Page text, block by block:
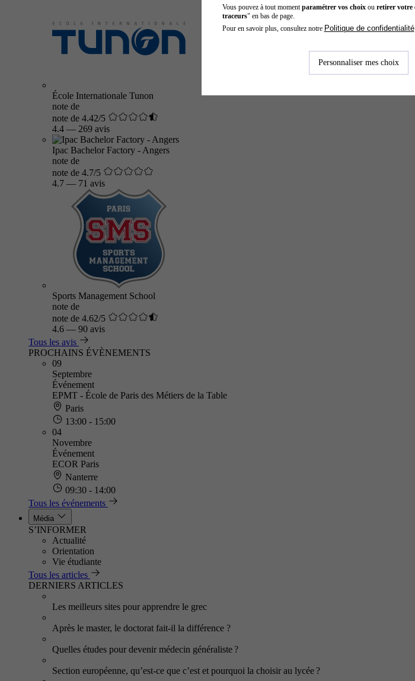
École Internationale Tunon
note de
note de 4.42/5
4.4 — 269 avis
Ipac Bachelor Factory - Angers
note de
note de 4.7/5
4.7 — 71 avis
Sports Management School
note de
note de 4.62/5
4.6 — 90 avis
Tous les avis
PROCHAINS ÉVÈNEMENTS
09
Septembre
Événement
EPMT - École de Paris des Métiers de la Table
Paris
13:00 - 15:00
04
Novembre
Événement
ECOR Paris
Nanterre
09:30 - 14:00
Tous les événements
Média
S’INFORMER
Actualité
Orientation
Vie étudiante
Tous les articles
DERNIERS ARTICLES
Les meilleurs sites pour apprendre le grec
Après le master, le doctorat fait-il la différence ?
Quelles études pour devenir médecin généraliste ?
Section européenne, qu’est-ce que c’est et pourquoi la choisir au lycée ?
Vous pouvez à tout moment paramétrer vos choixou retirer votre
traceurs" en bas de page.
Pour en savoir plus, consultez notre Politique de confidentialité
Personnaliser mes choix